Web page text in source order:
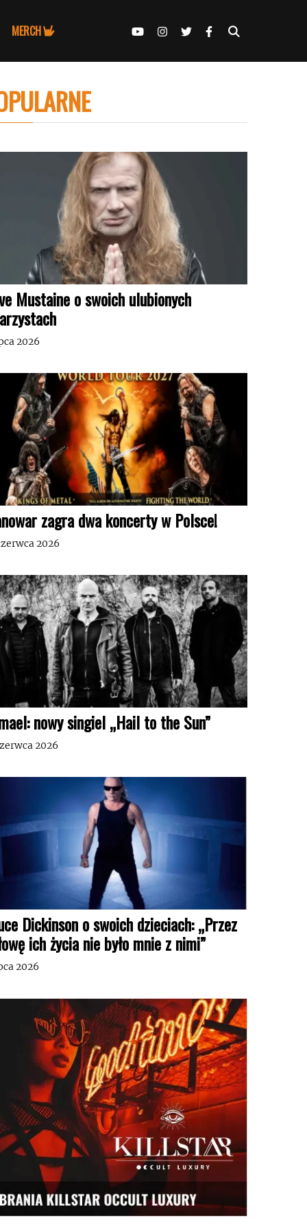
MERCH
Mustaine o swoich ulubionych
2026
zagra dwa koncerty w Polsce!
2026
nowy singiel „Hail to the Sun”
2026
Dickinson o swoich dzieciach: „Przez
ich życia nie było mnie z nimi”
2026